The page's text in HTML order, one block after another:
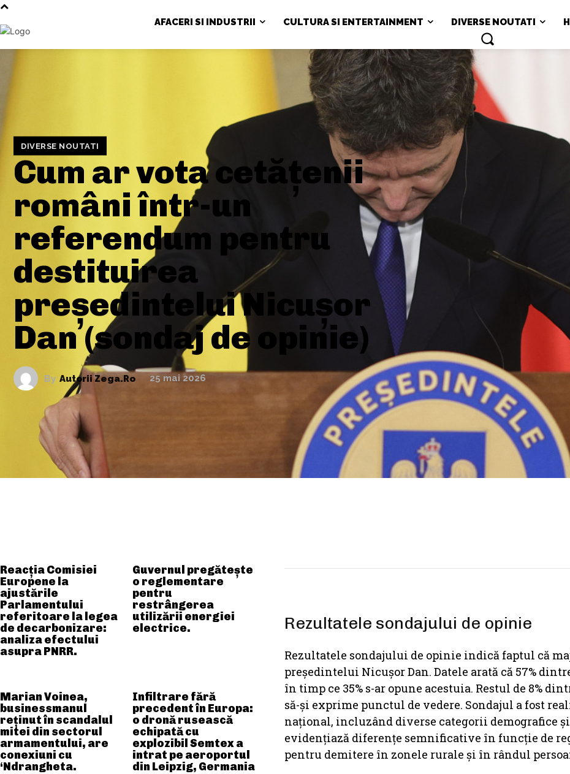
AFACERI SI INDUSTRII CULTURA SI ENTERTAINMENT DIVERSE NOUTATI
DIVERSE NOUTATI
Cum ar vota cetățenii
români într-un
referendum pentru
destituirea
președintelui Nicușor
Dan (sondaj de opinie)
By Autorii Zega.ro 25 mai 2026
Reacția Comisiei
Europene la
ajustările
Parlamentului
referitoare la legea
de decarbonizare:
analiza efectului
asupra PNRR.
Guvernul pregătește
o reglementare
pentru
restrângerea
utilizării energiei
electrice.
Marian Voinea,
businessmanul
reținut în scandalul
mitei din sectorul
armamentului, are
conexiuni cu
‘Ndrangheta.
Infiltrare fără
precedent în Europa:
o dronă rusească
echipată cu
explozibil Semtex a
intrat pe aeroportul
din Leipzig, Germania
Rezultatele sondajului de opinie
Rezultatele sondajului de opinie indică faptul că
președintelui Nicușor Dan. Datele arată că 57%
în timp ce 35% s-ar opune acestuia. Restul de 8%
să-și exprime punctul de vedere. Sondajul a fost
național, incluzând diverse categorii demografice
evidențiază diferențe semnificative în funcție de
pentru demitere în zonele rurale și în rândul